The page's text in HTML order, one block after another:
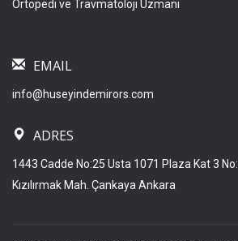
Ortopedi ve Travmatoloji Uzmanı
EMAIL
info@huseyindemirors.com
ADRES
1443 Cadde No:25 Usta 1071 Plaza Kat 3
Kızılırmak Mah. Çankaya Ankara